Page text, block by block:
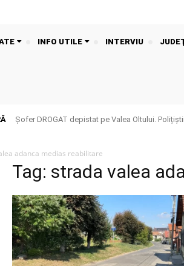
INFO UTILE INTERVIU
Șofer DROGAT depistat pe Valea Oltului.
adanca medias reabilitare
Tag: strada valea